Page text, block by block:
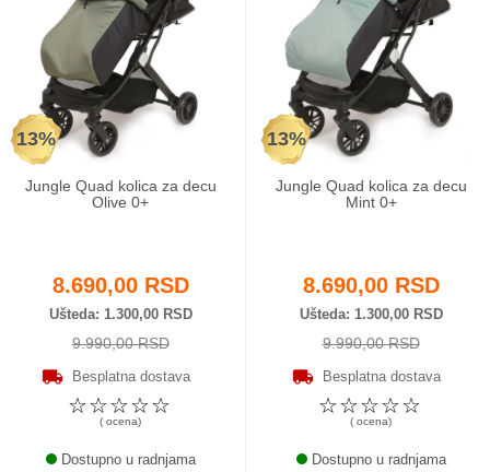
13%
Jungle Quad kolica za decu
Olive 0+
8.690,00 RSD
Ušteda 1.300,00 RSD
9.990,00 RSD
Besplatna dostava
☆
☆
☆
☆
☆
( ocena)
Dostupno u radnjama
13%
Jungle Quad kolica za decu
Mint 0+
8.690,00 RSD
Ušteda 1.300,00 RSD
9.990,00 RSD
Besplatna dostava
☆
☆
☆
☆
☆
( ocena)
Dostupno u radnjama